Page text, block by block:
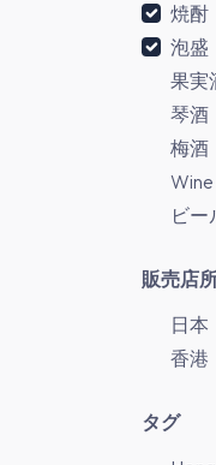
焼酎
泡盛
果実
琴酒
梅酒
Wine
ビー
販売店
日本
香港
タグ